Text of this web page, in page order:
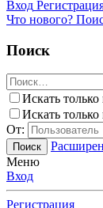
Вход
Что нового?
Поиск
Искать
Искать
От:
Поиск
Меню
Вход
Регистрация